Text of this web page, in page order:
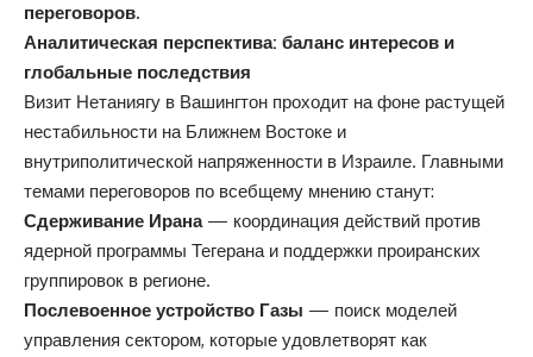
переговоров.
Аналитическая перспектива: баланс интересов и
глобальные последствия
Визит Нетаниягу в Вашингтон проходит на фоне растущей
нестабильности на Ближнем Востоке и
внутриполитической напряженности в Израиле. Главными
темами переговоров по всебщему мнению станут:
Сдерживание Ирана — координация действий против
ядерной программы Тегерана и поддержки проиранских
группировок в регионе.
Послевоенное устройство Газы — поиск моделей
управления сектором, которые удовлетворят как